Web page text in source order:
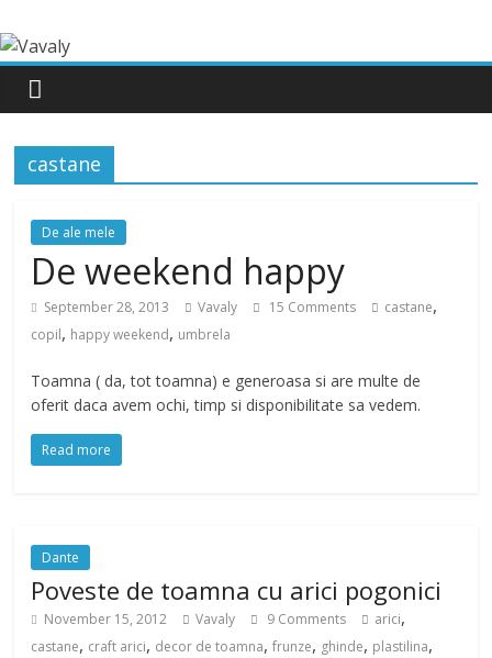
castane
De ale mele
De weekend happy
September 28, 2013 Vavaly 15 Comments castane,
copil, happy weekend, umbrela
Toamna ( da, tot toamna) e generoasa si are multe de
oferit daca avem ochi, timp si disponibilitate sa vedem.
Read more
Dante
Poveste de toamna cu arici pogonici
November 15, 2012 Vavaly 9 Comments arici,
castane, craft arici, decor de toamna,frunze, ghinde, plastilina,